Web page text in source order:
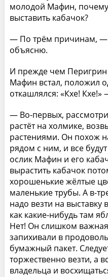
молодой Мафин,
выставить кабачок?
— По трём причинам, —
объясню.
И прежде чем Перигрин
Мафин встал, положил
откашлялся: «Кхе! Кхе!»
— Во-первых,
растёт на холмике,
растениями. Он похож
рядом с ним, и все
ослик Мафин и его
вырастить кабачок
хорошенькие жёлтые
маленькие трубы. А в-
надо везти на выставку
как какие-нибудь там
Нет! Он слишком
запихивали в
бумажный пакет.
торжественно везти, а
владельца и